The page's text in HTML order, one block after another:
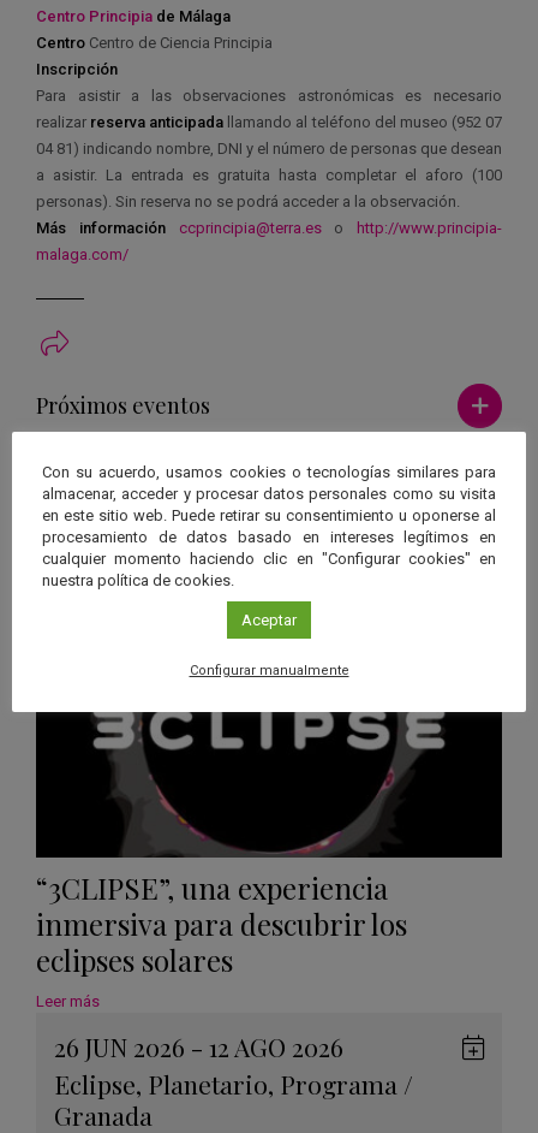
Centro Principia de Málaga
Centro Centro de Ciencia Principia
Inscripción
Para asistir a las observaciones astronómicas es necesario
realizar reserva anticipada llamando al teléfono del museo (952 07
04 81) indicando nombre, DNI y el número de personas que desean
a asistir. La entrada es gratuita hasta completar el aforo (100
personas). Sin reserva no se podrá acceder a la observación.
Más información
ccprincipia@terra.eso
http://www.principia-
malaga.com/
Próximos eventos Ver más
26 JUN 2026 - 26 ENE 2028
Eclipse,Planetario/Gérgal,Granada,
Málaga, Sevilla
en
“3CLIPSE”, una experiencia
inmersiva para descubrir los
eclipses solares
Leer más
26 JUN 2026 - 12 AGO 2026
Eclipse, Planetario, Programa /
Granada
Con su acuerdo, usamos cookies o tecnologías similares para
almacenar, acceder y procesar datos personales como su visita
en este sitio web. Puede retirar su consentimiento u oponerse al
procesamiento de datos basado en intereses legítimos en
cualquier momento haciendo clic en "Configurar cookies" en
nuestra política de cookies.
Aceptar
Configurar manualmente